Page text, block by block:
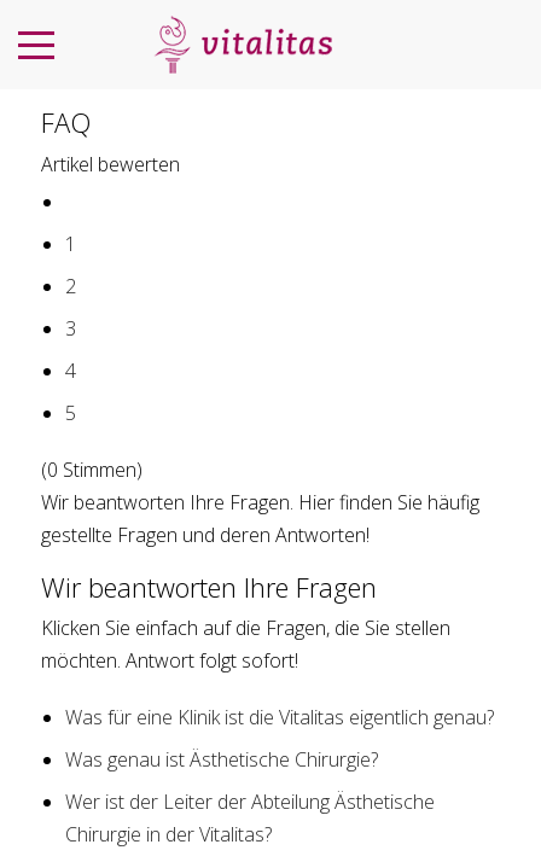
FAQ
Artikel bewerten
1
2
3
4
5
(0 Stimmen)
Wir beantworten Ihre Fragen. Hier finden Sie häufig
gestellte Fragen und deren Antworten!
Wir beantworten Ihre Fragen
Klicken Sie einfach auf die Fragen, die Sie stellen
möchten. Antwort folgt sofort!
Was für eine Klinik ist die Vitalitas eigentlich genau?
Was genau ist Ästhetische Chirurgie?
Wer ist der Leiter der Abteilung Ästhetische
Chirurgie in der Vitalitas?